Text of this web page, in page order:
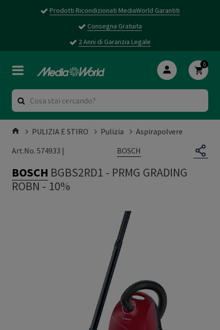
Prodotti Ricondizionati MediaWorld Garantiti
Consegna Gratuita
2 Anni di Garanzia Legale
0
PULIZIA E STIRO Pulizia
Aspirapolvere
Art.No. 574933 |
BOSCH
BOSCH BGBS2RD1 - PRMG GRADING
ROBN - 10%